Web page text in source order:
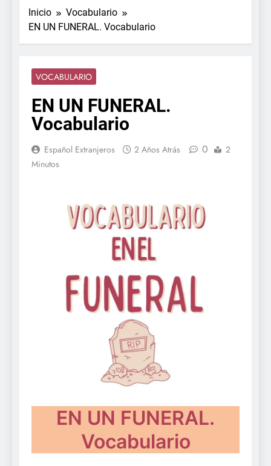
Inicio
Vocabulario
EN UN FUNERAL. Vocabulario
VOCABULARIO
EN UN FUNERAL.
Vocabulario
Español Extranjeros 2 Años Atrás 0
2
Minutos
EN UN FUNERAL.
Vocabulario